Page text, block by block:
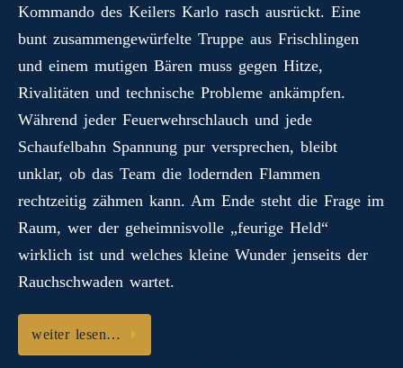
Kommando des Keilers Karlo rasch ausrückt. Eine
bunt zusammengewürfelte Truppe aus Frischlingen
und einem mutigen Bären muss gegen Hitze,
Rivalitäten und technische Probleme ankämpfen.
Während jeder Feuerwehrschlauch und jede
Schaufelbahn Spannung pur versprechen, bleibt
unklar, ob das Team die lodernden Flammen
rechtzeitig zähmen kann. Am Ende steht die Frage im
Raum, wer der geheimnisvolle „feurige Held“
wirklich ist und welches kleine Wunder jenseits der
Rauchschwaden wartet.
weiter lesen…